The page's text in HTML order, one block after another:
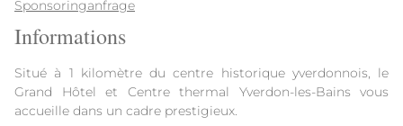
Sponsoringanfrage
Informations
Situé à 1 kilomètre du centre historique yverdonnois, le
Grand Hôtel et Centre thermal Yverdon-les-Bains vous
accueille dans un cadre prestigieux.